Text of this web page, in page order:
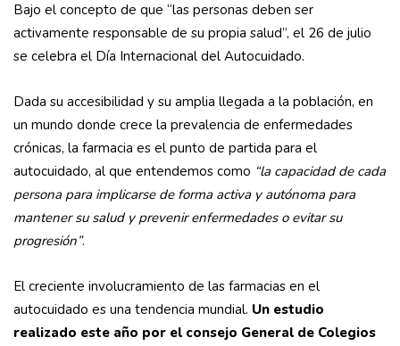
Bajo el concepto de que “las personas deben ser
activamente responsable de su propia salud”, el 26 de julio
se celebra el Día Internacional del Autocuidado.
Dada su accesibilidad y su amplia llegada a la población, en
un mundo donde crece la prevalencia de enfermedades
crónicas, la farmacia es el punto de partida para el
autocuidado, al que entendemos como “la capacidad de cada
persona para implicarse de forma activa y autónoma para
mantener su salud y prevenir enfermedades o evitar su
progresión”.
El creciente involucramiento de las farmacias en el
autocuidado es una tendencia mundial. Un estudio
realizado este año por el consejo General de Colegios